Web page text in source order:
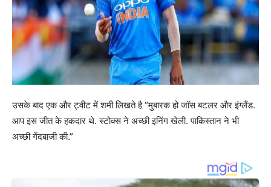
उसके बाद एक और ट्वीट में शमी लिखते है “मुबारक हो जॉस बटलर और इंग्लैंड.
आप इस जीत के हकदार थे. स्टोक्स ने अच्छी इनिंग खेली. पाकिस्तान ने भी
अच्छी गेंदबाजी की.”